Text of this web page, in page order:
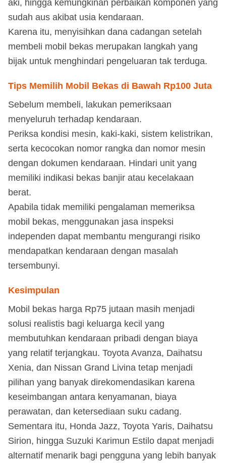
aki, hingga kemungkinan perbaikan komponen yang
sudah aus akibat usia kendaraan.
Karena itu, menyisihkan dana cadangan setelah
membeli mobil bekas merupakan langkah yang
bijak untuk menghindari pengeluaran tak terduga.
Tips Memilih Mobil Bekas di Bawah Rp100 Juta
Sebelum membeli, lakukan pemeriksaan
menyeluruh terhadap kendaraan.
Periksa kondisi mesin, kaki-kaki, sistem kelistrikan,
serta kecocokan nomor rangka dan nomor mesin
dengan dokumen kendaraan. Hindari unit yang
memiliki indikasi bekas banjir atau kecelakaan
berat.
Apabila tidak memiliki pengalaman memeriksa
mobil bekas, menggunakan jasa inspeksi
independen dapat membantu mengurangi risiko
mendapatkan kendaraan dengan masalah
tersembunyi.
Kesimpulan
Mobil bekas harga Rp75 jutaan masih menjadi
solusi realistis bagi keluarga kecil yang
membutuhkan kendaraan pribadi dengan biaya
yang relatif terjangkau. Toyota Avanza, Daihatsu
Xenia, dan Nissan Grand Livina tetap menjadi
pilihan yang banyak direkomendasikan karena
keseimbangan antara kenyamanan, biaya
perawatan, dan ketersediaan suku cadang.
Sementara itu, Honda Jazz, Toyota Yaris, Daihatsu
Sirion, hingga Suzuki Karimun Estilo dapat menjadi
alternatif menarik bagi pengguna yang lebih banyak